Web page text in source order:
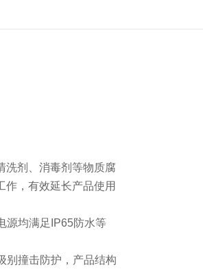
洗剂、消毒剂等物质腐
作，有效延长产品使用
源均满足IP65防水等
别撞击防护，产品结构